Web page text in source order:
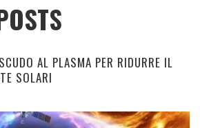
AL PLASMA PER RIDURRE IL
SOLARI